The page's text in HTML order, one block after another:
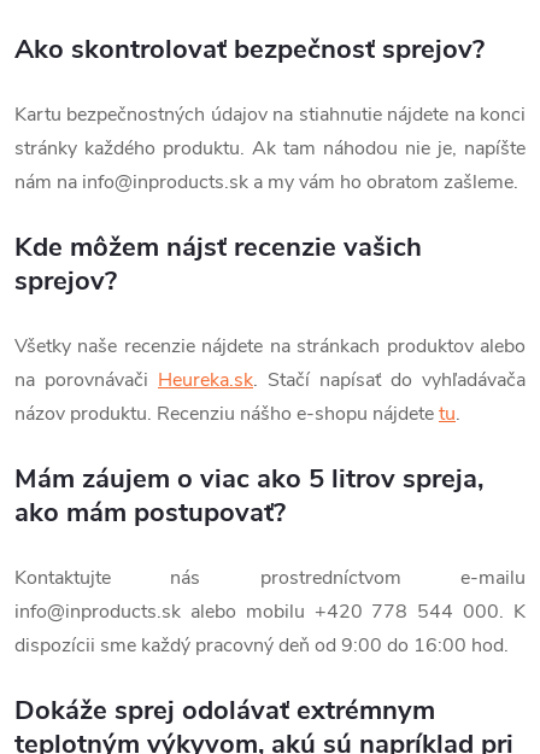
Ako skontrolovať bezpečnosť sprejov?
Kartu bezpečnostných údajov na stiahnutie nájdete na konci
stránky každého produktu. Ak tam náhodou nie je, napíšte
nám na info@inproducts.sk a my vám ho obratom zašleme.
Kde môžem nájsť recenzie vašich
sprejov?
Všetky naše recenzie nájdete na stránkach produktov alebo
na porovnávači Heureka.sk. Stačí napísať do vyhľadávača
názov produktu. Recenziu nášho e-shopu nájdetetu.
Mám záujem o viac ako 5 litrov spreja,
ako mám postupovať?
Kontaktujte nás prostredníctvom e-mailu
info@inproducts.sk alebo mobilu +420 778 544 000. K
dispozícii sme každý pracovný deň od 9:00 do 16:00 hod.
Dokáže sprej odolávať extrémnym
teplotným výkyvom, akú sú napríklad pri